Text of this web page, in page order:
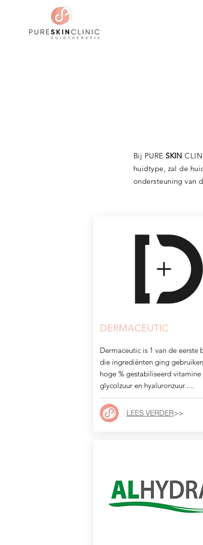
Bij PURE SKIN
huidtype, zal de
ondersteuning van
DERMACEUTIC
Dermaceutic is 1 van de eerste
die ingrediënten ging
hoge % gestabiliseerd vitamine
glycolzuur en hyaluronzuur.....
LEES VERDER>>